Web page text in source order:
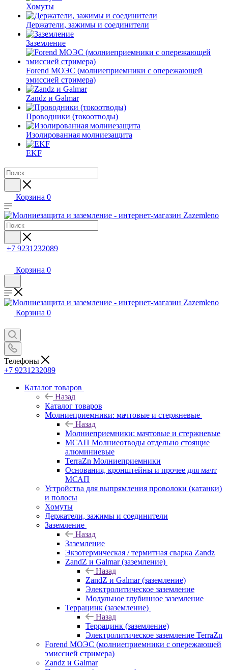
Хомуты
Держатели, зажимы и соединители
Заземление
Forend МОЭС (молниеприемники с опережающей
эмиссией стримера)
Zandz и Galmar
Проводники (токоотводы)
Изолированная молниезащита
EKF
Корзина 0
+7 9231232089
Корзина 0
Корзина 0
Телефоны
+7 9231232089
Каталог товаров
Назад
Каталог товаров
Молниеприемники: мачтовые и стержневые
Назад
Молниеприемники: мачтовые и стержневые
МСАП Молниеотводы отдельно стоящие
алюминиевые
TerraZn Молниеприемники
Основания, кронштейны и прочее для мачт
МСАП
Устройства для выпрямления проволоки (катанки)
и полосы
Хомуты
Держатели, зажимы и соединители
Заземление
Назад
Заземление
Экзотермическая / термитная сварка Zandz
ZandZ и Galmar (заземление)
Назад
ZandZ и Galmar (заземление)
Электролитическое заземление
Модульное глубинное заземление
Террацинк (заземление)
Назад
Террацинк (заземление)
Электролитическое заземление TerraZn
Forend МОЭС (молниеприемники с опережающей
эмиссией стримера)
Zandz и Galmar